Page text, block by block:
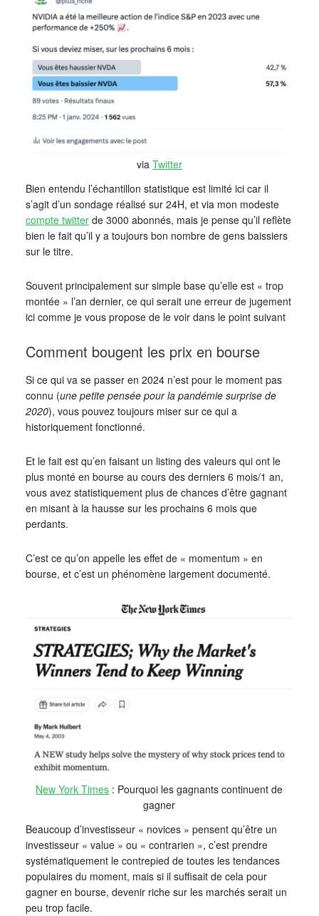
via Twitter
Bien entendu l’échantillon statistique est limité ici car il
s’agit d’un sondage réalisé sur 24H, et via mon modeste
compte twitterde 3000 abonnés, mais je pense qu’il reflète
bien le fait qu’il y a toujours bon nombre de gens baissiers
sur le titre.
Souvent principalement sur simple base qu’elle est « trop
montée » l’an dernier, ce qui serait une erreur de jugement
ici comme je vous propose de le voir dans le point suivant
Comment bougent les prix en bourse
Si ce qui va se passer en 2024 n’est pour le moment pas
connu (une petite pensée pour la pandémie surprise de
2020), vous pouvez toujours miser sur ce qui a
historiquement fonctionné.
Et le fait est qu’en faisant un listing des valeurs qui ont le
plus monté en bourse au cours des derniers 6 mois/1 an,
vous avez statistiquement plus de chances d’être gagnant
en misant à la hausse sur les prochains 6 mois que
perdants.
C’est ce qu’on appelle les effet de « momentum » en
bourse, et c’est un phénomène largement documenté.
New York Times : Pourquoi les gagnants continuent de
gagner
Beaucoup d’investisseur « novices » pensent qu’être un
investisseur « value » ou « contrarien », c’est prendre
systématiquement le contrepied de toutes les tendances
populaires du moment, mais si il suffisait de cela pour
gagner en bourse, devenir riche sur les marchés serait un
peu trop facile.